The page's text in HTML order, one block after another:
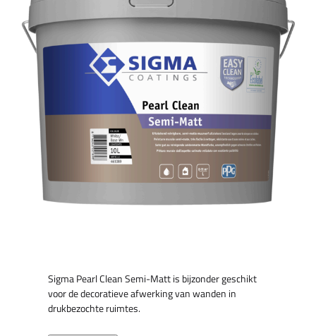
Sigma Pearl Clean Semi-Matt is bijzonder geschikt
voor de decoratieve afwerking van wanden in
drukbezochte ruimtes.